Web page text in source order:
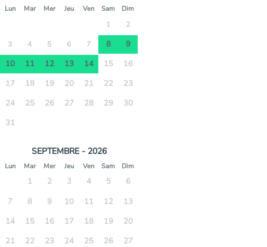
Lun Mar Mer Jeu Ven Sam Dim
1 2
3 4 5 6 7 8
9
10
11 12 13 14 15
16
17
18 19 20 21 22
23
24
25 26 27 28 29
30
31
SEPTEMBRE - 2026
Lun Mar Mer Jeu Ven Sam Dim
1 2 3 4 5
6
7
8 9 10 11 12
13
14
15 16 17 18 19
20
21
22 23 24 25 26
27